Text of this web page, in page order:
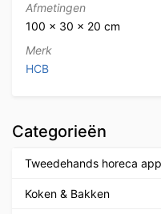
Afmetingen
100 × 30 × 20 cm
Merk
HCB
Categorieën
Tweedehands horeca
Koken & Bakken